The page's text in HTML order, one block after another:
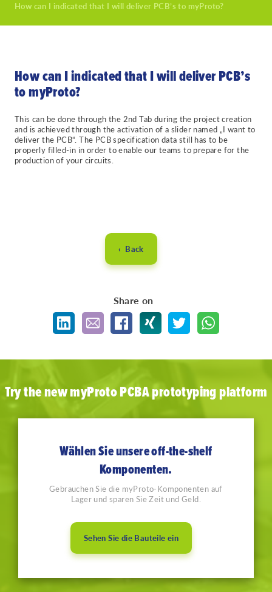
How can I indicated that I will deliver PCB’s to myProto?
How can I indicated that I will deliver PCB’s
to myProto?
This can be done through the 2nd Tab during the project creation
and is achieved through the activation of a slider named „I want to
deliver the PCB“. The PCB specification data still has to be
properly filled-in in order to enable our teams to prepare for the
production of your circuits.
‹ Back
Share on
Try the new myProto PCBA prototyping platform
Wählen Sie unsere off-the-shelf
Komponenten.
Gebrauchen Sie die myProto-Komponenten auf
Lager und sparen Sie Zeit und Geld.
Sehen Sie die Bauteile ein